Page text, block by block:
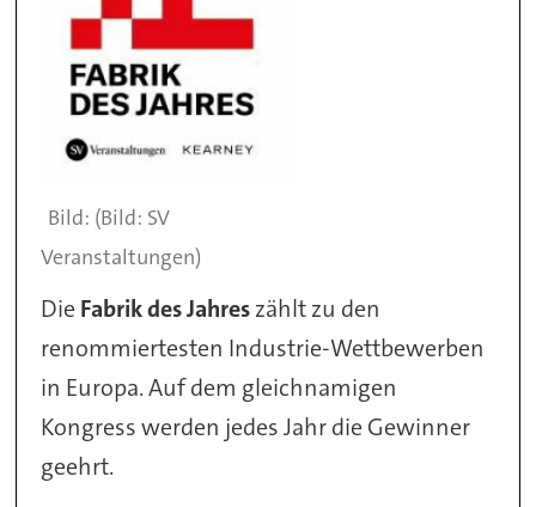
(Bild: SV
Veranstaltungen)
Die Fabrik des Jahreszählt zu den
renommiertesten Industrie-Wettbewerben
in Europa. Auf dem gleichnamigen
Kongress werden jedes Jahr die Gewinner
geehrt.